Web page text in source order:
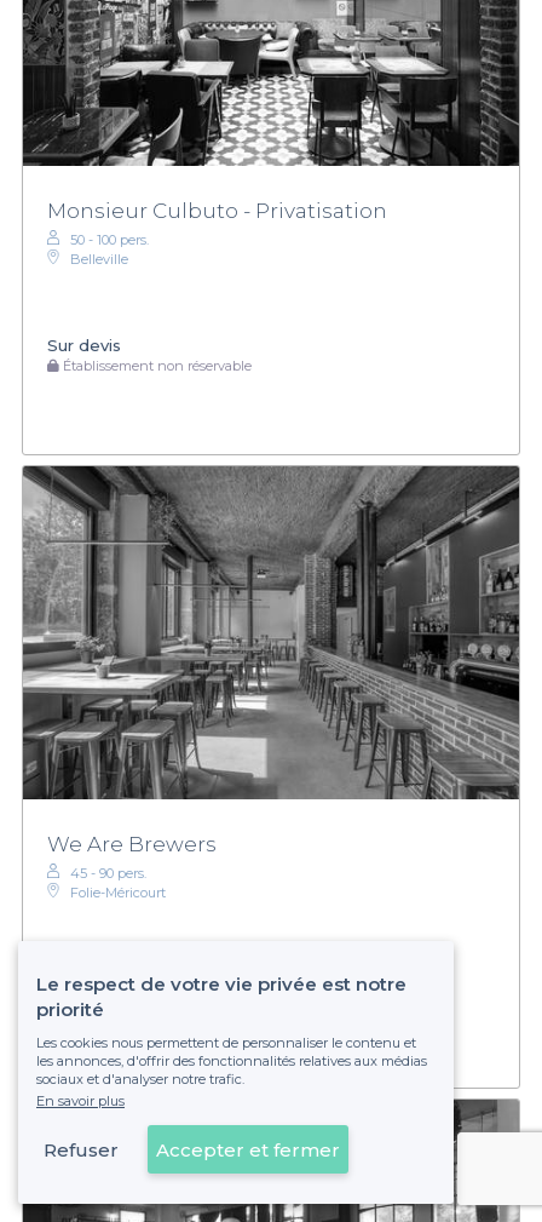
Monsieur Culbuto - Privatisation
50 - 100 pers.
Belleville
Sur devis
Établissement non réservable
We Are Brewers
45 - 90 pers.
Folie-Méricourt
Sur devis
Établissement non réservable
Voir sur la carte
Le respect de votre vie privée est notre
priorité
Les cookies nous permettent de personnaliser le contenu et
les annonces, d'offrir des fonctionnalités relatives aux médias
sociaux et d'analyser notre trafic.
En savoir plus
Refuser Accepter et fermer